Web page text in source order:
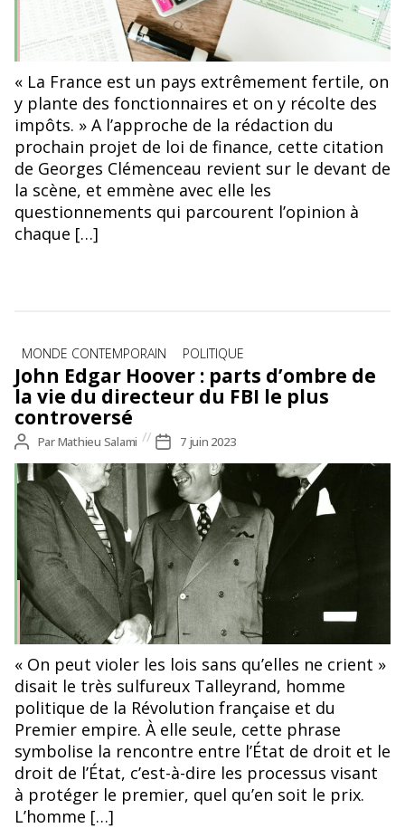
« La France est un pays extrêmement fertile, on
y plante des fonctionnaires et on y récolte des
impôts. » A l’approche de la rédaction du
prochain projet de loi de finance, cette citation
de Georges Clémenceau revient sur le devant de
la scène, et emmène avec elle les
questionnements qui parcourent l’opinion à
chaque […]
Catégories
MONDE CONTEMPORAIN POLITIQUE
John Edgar Hoover : parts d’ombre de
la vie du directeur du FBI le plus
controversé
Auteur
de
l’article
ParMathieu Salami
Date
de
l’article
7 juin 2023
« On peut violer les lois sans qu’elles ne crient »
disait le très sulfureux Talleyrand, homme
politique de la Révolution française et du
Premier empire. À elle seule, cette phrase
symbolise la rencontre entre l’État de droit et le
droit de l’État, c’est-à-dire les processus visant
à protéger le premier, quel qu’en soit le prix.
L’homme […]